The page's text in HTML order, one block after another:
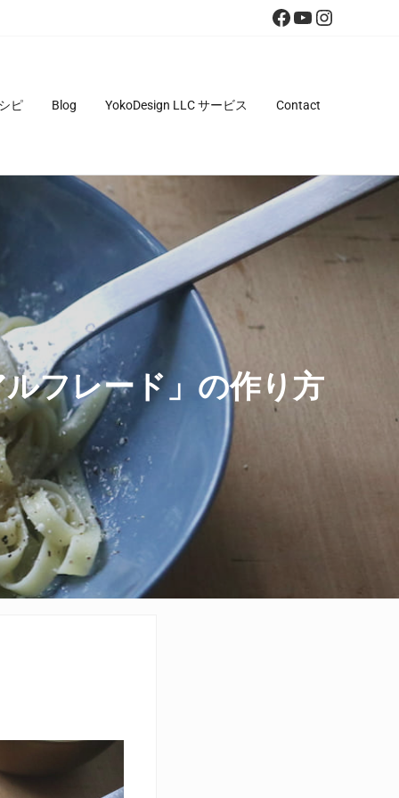
Facebook
YouTube
ピ Blog YokoDesign LLC サービス Contact
フレード」の作り方